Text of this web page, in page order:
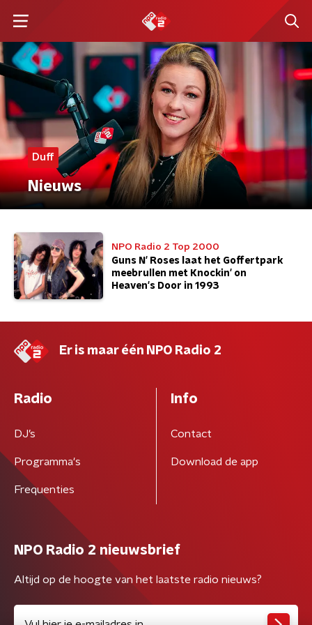
Duff
Nieuws
NPO Radio 2 Top 2000
Guns N' Roses laat het Goffertpark
meebrullen met Knockin' on
Heaven's Door in 1993
Er is maar één NPO Radio 2
Radio
DJ’s
Programma's
Frequenties
Info
Contact
Download de app
NPO Radio 2 nieuwsbrief
Altijd op de hoogte van het laatste radio nieuws?